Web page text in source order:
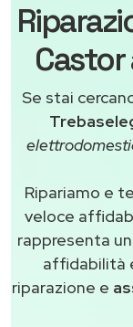
Castor
Se stai
Ripariamo e
veloce
rappresenta
affidabilità
riparazione e